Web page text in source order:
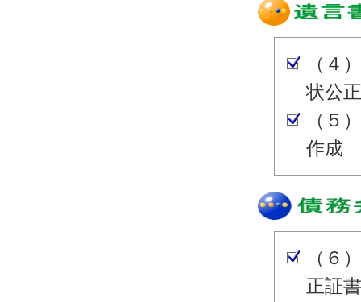
（４
状公
（５
作成
（６
正証